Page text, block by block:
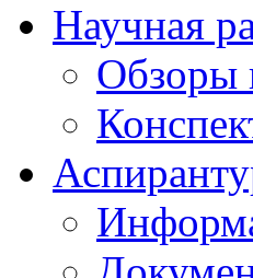
Научная
Обзоры